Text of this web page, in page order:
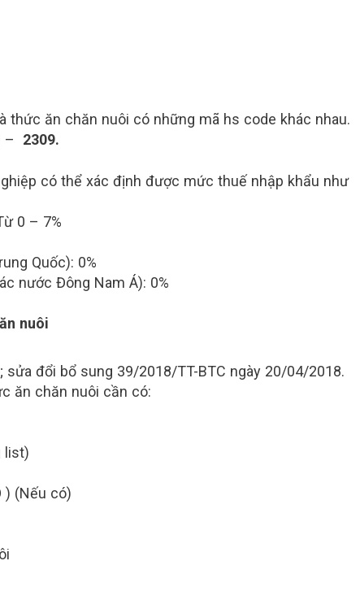
thức ăn chăn nuôi có những mã hs code khác nhau.
– 2309.
có thể xác định được mức thuế nhập khẩu như
0 – 7%
Quốc): 0%
nước Đông Nam Á): 0%
nuôi
đổi bổ sung 39/2018/TT-BTC ngày 20/04/2018.
ăn chăn nuôi cần có:
list)
) (Nếu có)